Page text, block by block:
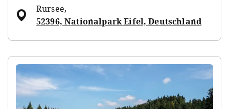
Rursee,
52396, Nationalpark Eifel, Deutschland